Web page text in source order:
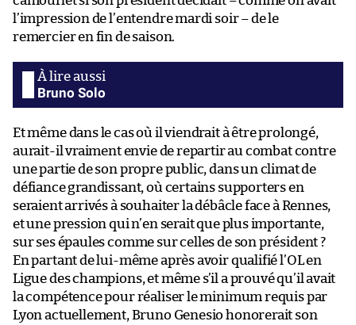
l’impression de l’entendre mardi soir – de le
remercier en fin de saison.
Bruno Solo
Et même dans le cas où il viendrait à être prolongé,
aurait-il vraiment envie de repartir au combat contre
une partie de son propre public, dans un climat de
défiance grandissant, où certains supporters en
seraient arrivés à souhaiter la débâcle face à Rennes,
et une pression qui n’en serait que plus importante,
sur ses épaules comme sur celles de son président ?
En partant de lui-même après avoir qualifié l’OL en
Ligue des champions, et même s’il a prouvé qu’il avait
la compétence pour réaliser le minimum requis par
Lyon actuellement, Bruno Genesio honorerait son